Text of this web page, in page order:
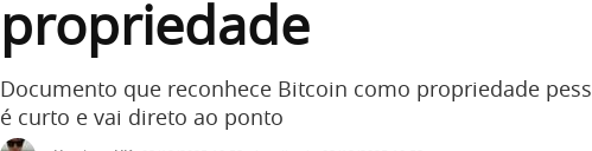
propriedade
Documento que reconhece Bitcoin como propriedade
é curto e vai direto ao ponto